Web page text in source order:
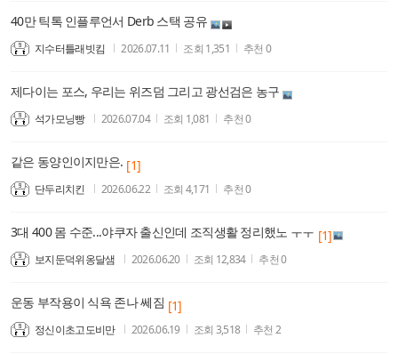
40만 틱톡 인플루언서 Derb 스택 공유
지수터틀래빗킴 2026.07.11 조회 1,351 추천 0
제다이는 포스, 우리는 위즈덤 그리고 광선검은 농구
석가모닝빵 2026.07.04 조회 1,081 추천0
같은 동양인이지만은. [1]
단두리치킨 2026.06.22 조회 4,171 추천0
3대 400 몸 수준...야쿠자 출신인데 조직생활 정리했노 ㅜㅜ [1]
보지둔덕위옹달샘 2026.06.20 조회 12,834 추천0
운동 부작용이 식욕 존나 쎄짐 [1]
정신이초고도비만 2026.06.19 조회 3,518 추천 2